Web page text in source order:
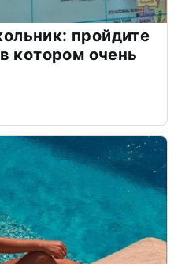
пройдите
котором очень